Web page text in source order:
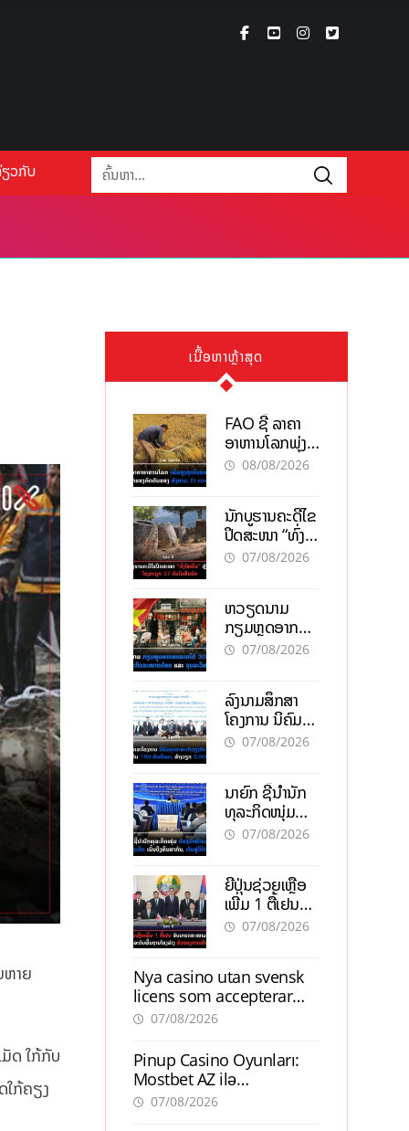
ວກັບ
ຫາຍ
ດ ໃກ້ກັບ
ໃກ້ຄຽງ
ເນື້ອຫາຫຼ້າສຸດ
FAO ຊີ້ ລາຄາ
ອາຫານໂລກພຸ່ງ
ສູງສຸດໃນຮອບ 3
ສົງຄາມ, El
nino
08/08/2026
ນັກບູຮານຄະດີໄຂ
ປິດສະໜາ “ທົ່ງ
ໄຫຫີນ” ຫຼັງພົບ
07/08/2026
ຫວຽດນາມ
ກຽມຫຼຸດອາກອນ
ລາຍໄດ້ 30%
ແລະ ຈຸນລະ
ວິສາຫະກິດ
07/08/2026
ລົງນາມສຶກສາ
ໂຄງການ ນິຄົມ
ອຸດສາຫະກຳ
150 ລ້ານໂດລາ,
ສ້າງວຽກ 5.000
ຕຳແໜ່ງ
07/08/2026
ນາຍົກ ຊີ້ນຳນັກ
ທຸລະກິດໜຸ່ມ
ຕ້ອງນຳໜ້າແກ້
ສາກົນ, ຫັນສູ່ດິຈິ
ຕອນ
07/08/2026
ຍີ່ປຸ່ນຊ່ວຍເຫຼືອ
ເພີ່ມ 1 ຕື້ເຢນ
ອັບເກຣດ
ເຕີບໂຕ
07/08/2026
Nya casino utan svensk
licens som accepterar
Swish: En jämförelse
07/08/2026
Pinup Casino Oyunları:
Mostbet AZ ilə
Müqayisədə Nə Təqdim
07/08/2026